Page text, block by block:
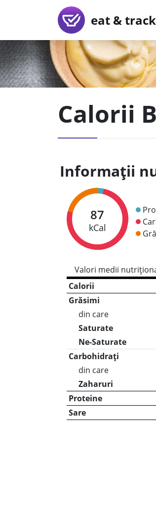
eat & track
Calorii
Informații
87
kCal
Valori medii
Calorii
Grăsimi
din care
Saturate
Ne-Saturate
Carbohidrați
din care
Zaharuri
Proteine
Sare